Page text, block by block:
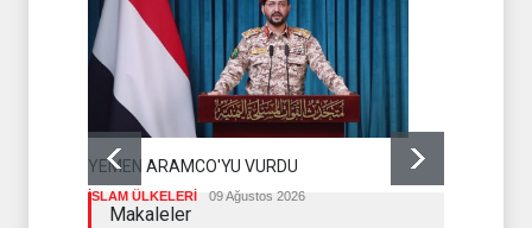
YEMEN ARAMCO'YU VURDU
İSLAM ÜLKELERİ 09 Ağustos 2026
Makaleler